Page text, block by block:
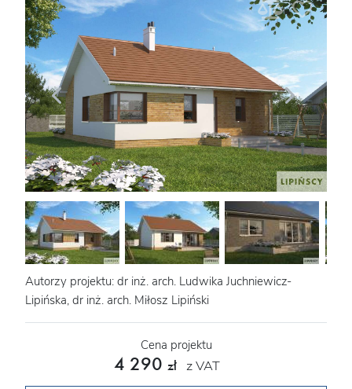
Autorzy projektu: dr inż. arch. Ludwika Juchniewicz-
Lipińska, dr inż. arch. Miłosz Lipiński
Cena projektu
4 290 zł z VAT